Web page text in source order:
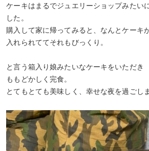
ケーキはまるでジュエリーショップみたい
した。
購入して家に帰ってみると、なんとケーキ
入れられててそれもびっくり。
と言う箱入り娘みたいなケーキをいただ
ももどかしく完食。
とてもとても美味しく、幸せな夜を過ごし